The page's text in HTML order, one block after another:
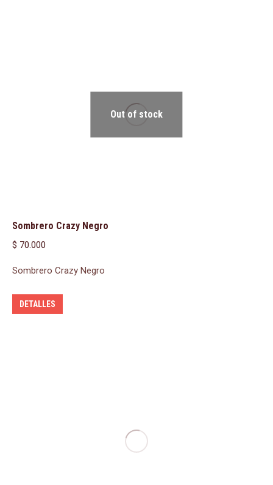
Out of stock
Sombrero Crazy Negro
$ 70.000
Sombrero Crazy Negro
DETALLES